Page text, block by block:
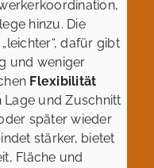
hinzu. Die
dafür gibt
und weniger
Flexibilität
Lage und Zuschnitt
später wieder
stärker, bietet
Fläche und